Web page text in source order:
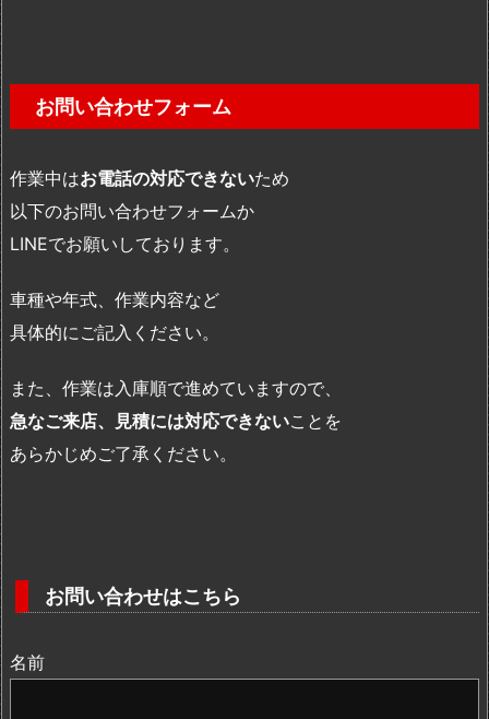
お問い合わせフォーム
作業中はお電話の対応できないため
以下のお問い合わせフォームか
LINEでお願いしております。
車種や年式、作業内容など
具体的にご記入ください。
また、作業は入庫順で進めていますので、
急なご来店、見積には対応できないことを
あらかじめご了承ください。
お問い合わせはこちら
名前